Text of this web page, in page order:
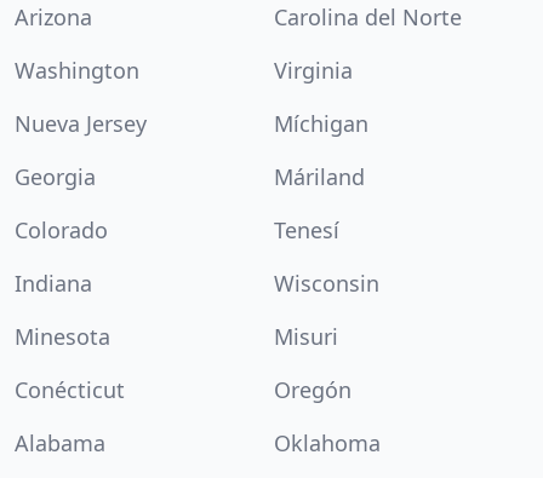
Arizona
Carolina del Norte
Washington
Virginia
Nueva Jersey
Míchigan
Georgia
Máriland
Colorado
Tenesí
Indiana
Wisconsin
Minesota
Misuri
Conécticut
Oregón
Alabama
Oklahoma